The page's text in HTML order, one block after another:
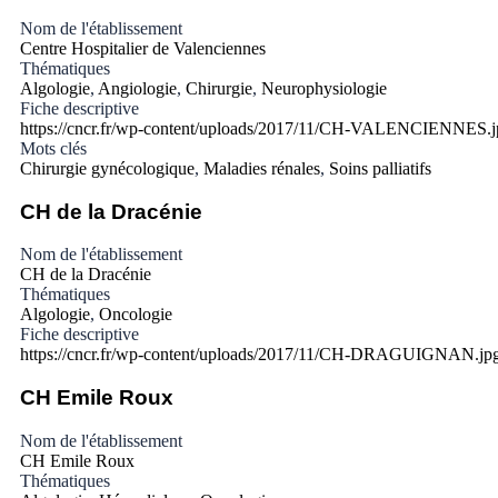
Nom de l'établissement
Centre Hospitalier de Valenciennes
Thématiques
Algologie, Angiologie, Chirurgie, Neurophysiologie
Fiche descriptive
https://cncr.fr/wp-content/uploads/2017/11/CH-
Mots clés
Chirurgie gynécologique, Maladies rénales, Soins palliatifs
CH de la Dracénie
Nom de l'établissement
CH de la Dracénie
Thématiques
Algologie, Oncologie
Fiche descriptive
https://cncr.fr/wp-content/uploads/2017/11/CH-
CH Emile Roux
Nom de l'établissement
CH Emile Roux
Thématiques